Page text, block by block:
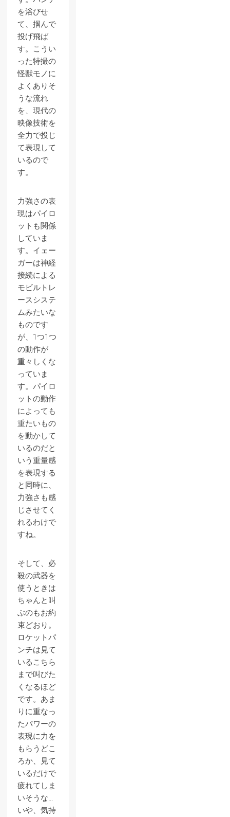
を浴びせ
て、掴んで
投げ飛ば
す。こうい
った特撮の
怪獣モノに
よくありそ
うな流れ
を、現代の
映像技術を
全力で投じ
て表現して
いるので
す。
力強さの表
現はパイロ
ットも関係
していま
す。イェー
ガーは神経
接続による
モビルトレ
ースシステ
ムみたいな
ものです
が、1つ1つ
の動作が
重々しくな
っていま
す。パイロ
ットの動作
によっても
重たいもの
を動かして
いるのだと
いう重量感
を表現する
と同時に、
力強さも感
じさせてく
れるわけで
すね。
そして、必
殺の武器を
使うときは
ちゃんと叫
ぶのもお約
束どおり。
ロケットパ
ンチは見て
いるこちら
まで叫びた
くなるほど
です。あま
りに重なっ
たパワーの
表現に力を
もらうどこ
ろか、見て
いるだけで
疲れてしま
いそうな…
いや、気持